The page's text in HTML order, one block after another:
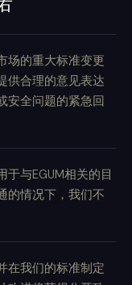
场的重大标准变更
供合理的意见表达
安全问题的紧急回
与EGUM相关的目
的情况下，我们不
在我们的标准制定